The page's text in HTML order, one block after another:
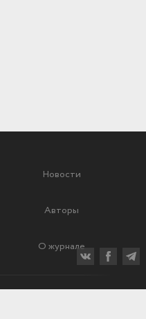
Новости
Авторы
О журнале